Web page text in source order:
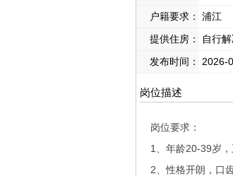
户籍要求：
浦江
提供住房：
自行
发布时间：
2026-
岗位描述
岗位要求：
1、年龄20-39岁，
2、性格开朗，口